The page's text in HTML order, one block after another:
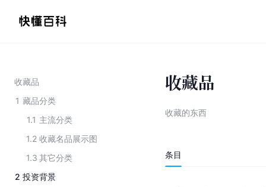
收藏品
1 藏品分类
1.1 主流分类
1.2 收藏名品展示图
1.3 其它分类
2 投资背景
收藏品
收藏的东西
条目